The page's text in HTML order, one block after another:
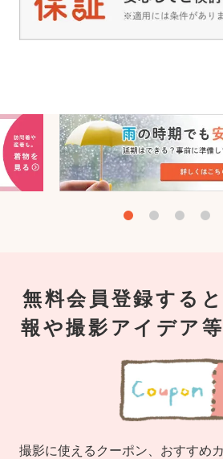
無料会員登録する
報や撮影アイデア
撮影に使えるクーポン、おすすめ